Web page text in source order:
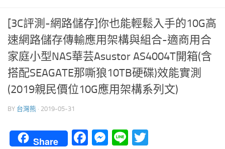
[3C評測-網路儲存]你也能輕鬆入手的10G高
速網路儲存傳輸應用架構與組合-適商用合
家庭小型NAS華芸Asustor AS4004T開箱(含
搭配SEAGATE那嘶狼10TB硬碟)效能實測
(2019親民價位10G應用架構系列文)
BY 台灣熊 · 2019-05-31
Share Facebook
Messenger
Line